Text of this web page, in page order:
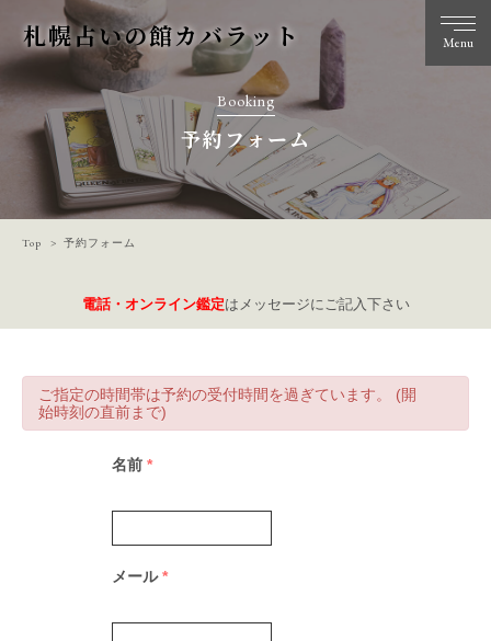
札幌占いの館カバラット Menu
Booking
予約フォーム
Top 予約フォーム
電話・オンライン鑑定はメッセージにご記入下さい
ご指定の時間帯は予約の受付時間を過ぎています。 (開
始時刻の直前まで)
名前 *
メール *